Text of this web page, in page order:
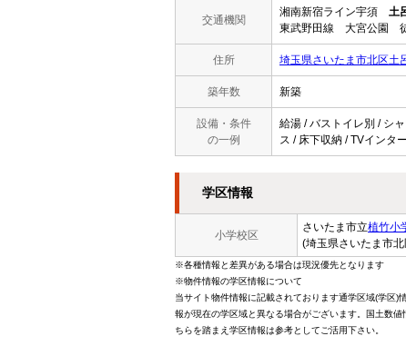
交通機関
湘南新宿ライン宇須 土
東武野田線 大宮公園
住所 埼玉県さいたま市北区土
築年数 新築
設備・条件
の一例
給湯 / バストイレ別 / シ
ス / 床下収納 / TVインタ
学区情報
小学校区
さいたま市立植竹小
(埼玉県さいたま市
※各種情報と差異がある場合は現況優先となります
※物件情報の学区情報について
当サイト物件情報に記載されております通学区域(学区
報が現在の学区域と異なる場合がございます。国土数
ちらを踏まえ学区情報は参考としてご活用下さい。